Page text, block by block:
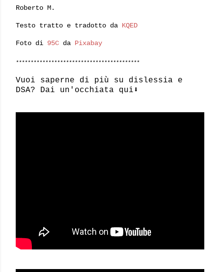
Roberto M.
Testo tratto e tradotto da KQED
Foto di 95C da Pixabay
******************************************
Vuoi saperne di più su dislessia e
DSA? Dai un'occhiata qui⬇